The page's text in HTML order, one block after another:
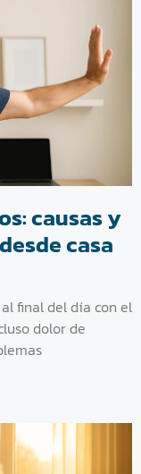
causas y
casa
final del día con el
dolor de